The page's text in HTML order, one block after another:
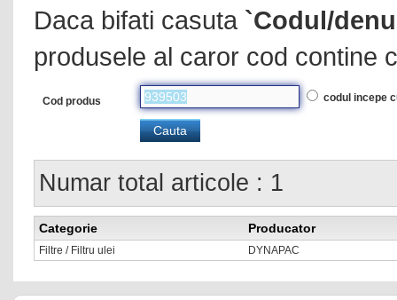
Daca bifati casuta `Codul/
produsele al caror cod contine
Cod produs codul incepe
Numar total articole : 1
Categorie Producator
Filtre / Filtru ulei DYNAPAC